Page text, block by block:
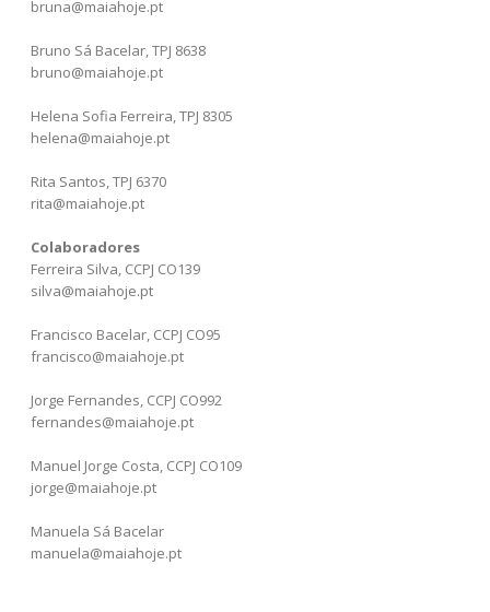
bruna@maiahoje.pt
Bruno Sá Bacelar, TPJ 8638
bruno@maiahoje.pt
Helena Sofia Ferreira, TPJ 8305
helena@maiahoje.pt
Rita Santos, TPJ 6370
rita@maiahoje.pt
Colaboradores
Ferreira Silva, CCPJ CO139
silva@maiahoje.pt
Francisco Bacelar, CCPJ CO95
francisco@maiahoje.pt
Jorge Fernandes, CCPJ CO992
fernandes@maiahoje.pt
Manuel Jorge Costa, CCPJ CO109
jorge@maiahoje.pt
Manuela Sá Bacelar
manuela@maiahoje.pt